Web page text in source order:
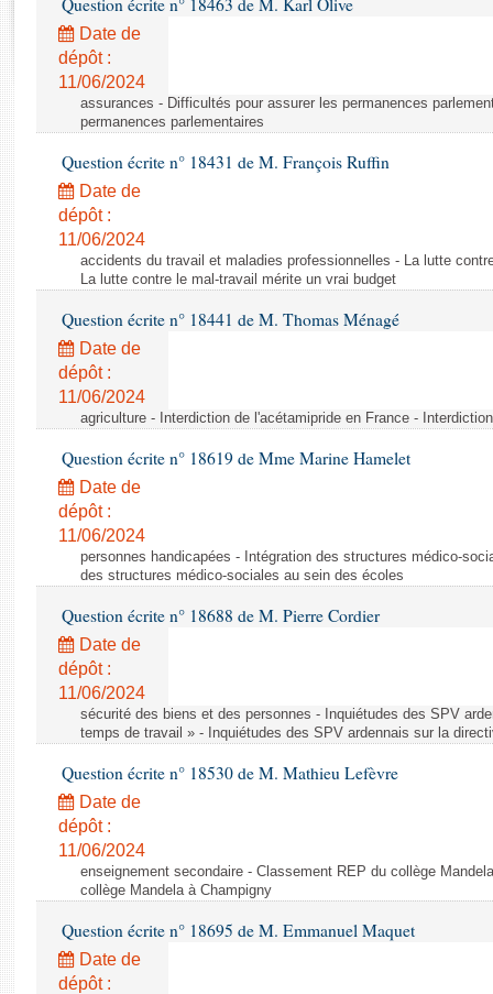
Rapports d'enquête
Rapports législatifs
Rapports sur l'application des lois
Baromètre de l’application des lois
Budget et sécurité sociale
Questions écrites et orales
Comptes rendus des débats
Question écrite n° 18463 de M. Karl Olive
Date de
dépôt :
11/06/2024
assurances - Difficultés pour assurer les permanences
permanences parlementaires
Question écrite n° 18431 de M. François Ruffin
Date de
dépôt :
11/06/2024
accidents du travail et maladies professionnelles - La lutte
La lutte contre le mal-travail mérite un vrai budget
Question écrite n° 18441 de M. Thomas Ménagé
Date de
dépôt :
11/06/2024
agriculture - Interdiction de l'acétamipride en France -
Question écrite n° 18619 de Mme Marine Hamelet
Date de
dépôt :
11/06/2024
personnes handicapées - Intégration des structures médico-
des structures médico-sociales au sein des écoles
Question écrite n° 18688 de M. Pierre Cordier
Date de
dépôt :
11/06/2024
sécurité des biens et des personnes - Inquiétudes des SPV
temps de travail » - Inquiétudes des SPV ardennais sur la
Question écrite n° 18530 de M. Mathieu Lefèvre
Date de
dépôt :
11/06/2024
enseignement secondaire - Classement REP du collège
collège Mandela à Champigny
Question écrite n° 18695 de M. Emmanuel Maquet
Date de
dépôt :